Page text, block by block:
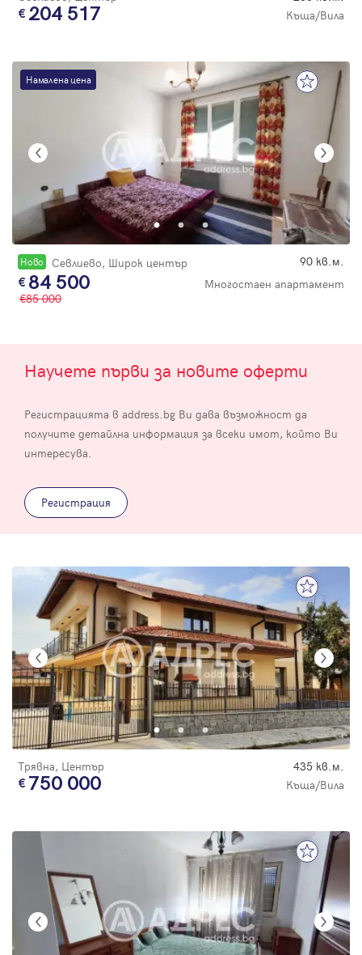
204 517 Къща/Вила
Намалена цена
Новo Севлиево, Широк център 90 кв.м.
84 500
Многостаен апартамент
85 000
Научете първи за новите оферти
Регистрацията в address.bg Ви дава възможност да
получите детайлна информация за всеки имот, който Ви
интересува.
Регистрация
Трявна, Център 435 кв.м.
750 000 Къща/Вила